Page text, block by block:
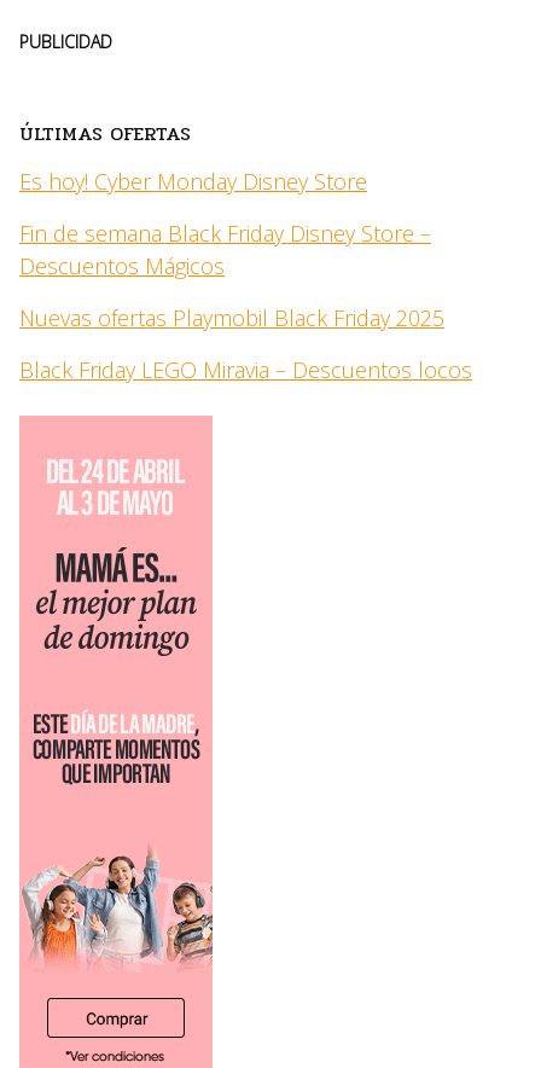
PUBLICIDAD
ÚLTIMAS OFERTAS
Es hoy! Cyber Monday Disney Store
Fin de semana Black Friday Disney Store –
Descuentos Mágicos
Nuevas ofertas Playmobil Black Friday 2025
Black Friday LEGO Miravia – Descuentos locos